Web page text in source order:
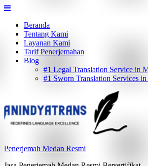
Skip
to
contentBeranda
Tentang Kami
Layanan Kami
Tarif Penerjemahan
Blog
#1 Legal Translation Service in
#1 Sworn Translation Services
Penerjemah Medan Resmi